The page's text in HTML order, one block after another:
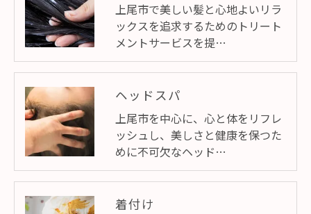
上尾市で美しい髪と心地よいリラ
ックスを追求するためのトリート
メントサービスを提…
ヘッドスパ
上尾市を中心に、心と体をリフレ
ッシュし、美しさと健康を保つた
めに不可欠なヘッド…
着付け